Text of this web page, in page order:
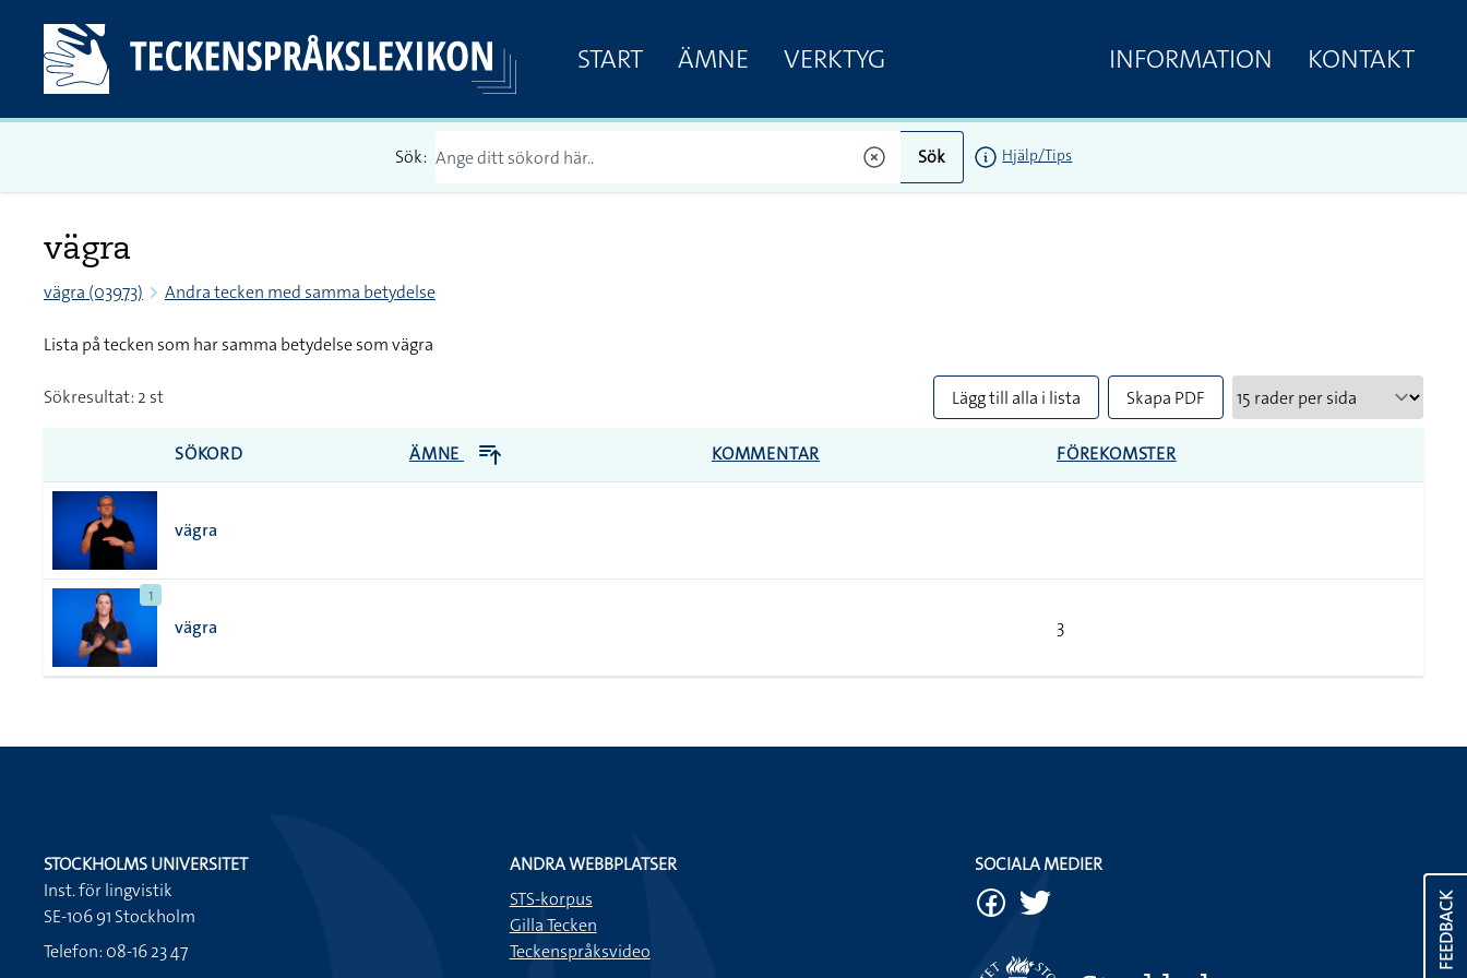
START ÄMNE VERKTYG INFORMATION KONTAKT
Sök: Sök Hjälp/Tips
vägra
vägra (03973) Andra tecken med samma betydelse
Lista på tecken som har samma betydelse som vägra
Sökresultat: 2 st Lägg till alla i lista Skapa PDF
SÖKORD ÄMNE KOMMENTAR FÖREKOMSTER
vägra
1
vägra 3
FEEDBACK
STOCKHOLMS UNIVERSITET
Inst. för lingvistik
SE-106 91 Stockholm
Telefon: 08-16 23 47
ANDRA WEBBPLATSER
STS-korpus
Gilla Tecken
Teckenspråksvideo
SOCIALA MEDIER